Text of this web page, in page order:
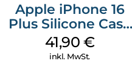
Apple iPhone 16
Plus Silicone Case
MagSafe Stone
Gray
41,90 €
inkl. MwSt.